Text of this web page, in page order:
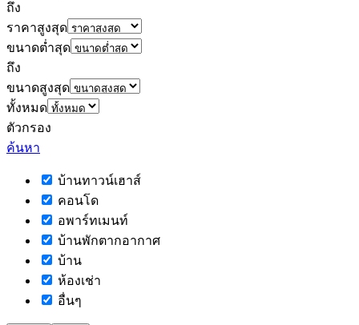
ถึง
ราคาสูงสุด
ขนาดต่ำสุด
ถึง
ขนาดสูงสุด
ทั้งหมด
ตัวกรอง
ค้นหา
บ้านทาวน์เฮาส์
คอนโด
อพาร์ทเมนท์
บ้านพักตากอากาศ
บ้าน
ห้องเช่า
อื่นๆ